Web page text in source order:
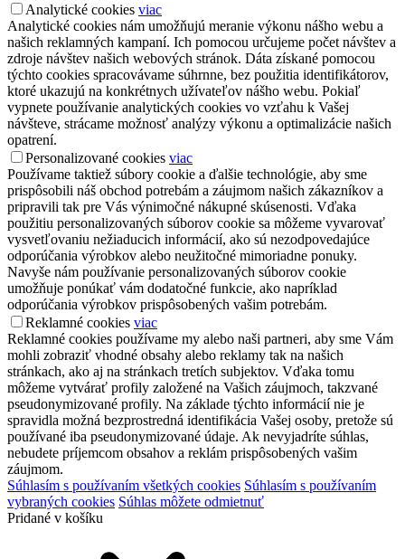
Analytické cookies viac
Analytické cookies nám umožňujú meranie výkonu nášho webu a
našich reklamných kampaní. Ich pomocou určujeme počet návštev a
zdroje návštev našich webových stránok. Dáta získané pomocou
týchto cookies spracovávame súhrnne, bez použitia identifikátorov,
ktoré ukazujú na konkrétnych užívateľov nášho webu. Pokiaľ
vypnete používanie analytických cookies vo vzťahu k Vašej
návšteve, strácame možnosť analýzy výkonu a optimalizácie našich
opatrení.
Personalizované cookies viac
Používame taktiež súbory cookie a ďalšie technológie, aby sme
prispôsobili náš obchod potrebám a záujmom našich zákazníkov a
pripravili tak pre Vás výnimočné nákupné skúsenosti. Vďaka
použitiu personalizovaných súborov cookie sa môžeme vyvarovať
vysvetľovaniu nežiaducich informácií, ako sú nezodpovedajúce
odporúčania výrobkov alebo neužitočné mimoriadne ponuky.
Navyše nám používanie personalizovaných súborov cookie
umožňuje ponúkať vám dodatočné funkcie, ako napríklad
odporúčania výrobkov prispôsobených vašim potrebám.
Reklamné cookies viac
Reklamné cookies používame my alebo naši partneri, aby sme Vám
mohli zobraziť vhodné obsahy alebo reklamy tak na našich
stránkach, ako aj na stránkach tretích subjektov. Vďaka tomu
môžeme vytvárať profily založené na Vašich záujmoch, takzvané
pseudonymizované profily. Na základe týchto informácií nie je
spravidla možná bezprostredná identifikácia Vašej osoby, pretože sú
používané iba pseudonymizované údaje. Ak nevyjadríte súhlas,
nebudete príjemcom obsahov a reklám prispôsobených vašim
záujmom.
Súhlasím s používaním všetkých cookies Súhlasím s používaním
vybraných cookies Súhlas môžete odmietnuť
Pridané v košíku